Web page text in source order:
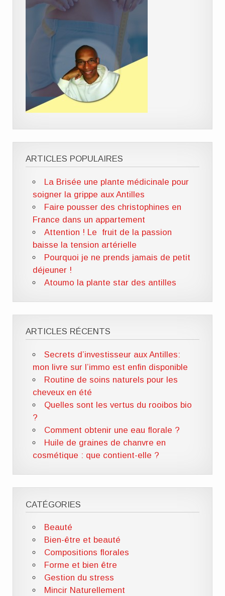
ARTICLES POPULAIRES
La Brisée une plante médicinale pour
soigner la grippe aux Antilles
Faire pousser des christophines en
France dans un appartement
Attention ! Le fruit de la passion
baisse la tension artérielle
Pourquoi je ne prends jamais de petit
déjeuner !
Atoumo la plante star des antilles
ARTICLES RÉCENTS
Secrets d’investisseur aux Antilles:
mon livre sur l’immo est enfin disponible
Routine de soins naturels pour les
cheveux en été
Quelles sont les vertus du rooibos bio
?
Comment obtenir une eau florale ?
Huile de graines de chanvre en
cosmétique : que contient-elle ?
CATÉGORIES
Beauté
Bien-être et beauté
Compositions florales
Forme et bien être
Gestion du stress
Mincir Naturellement